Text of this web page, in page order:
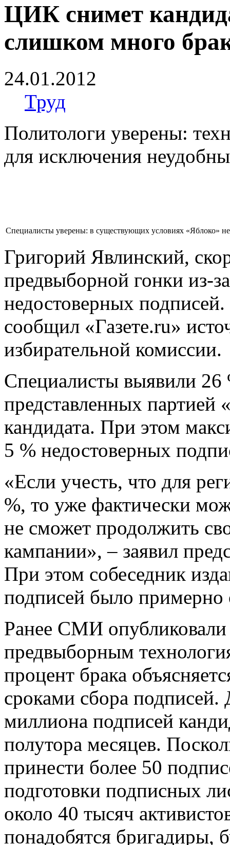
ЦИК снимет
слишком много
24.01.2012
Труд
Политологи уверены:
для исключения
Специалисты уверены: в существующих условиях «Яблоко» не
Григорий Явлинский,
предвыборной гонки из-
недостоверных
сообщил «Газете.ru»
избирательной комиссии.
Специалисты выявили 26
представленных партией
кандидата. При этом
5 % недостоверных
«Если учесть, что для
%, то уже фактически
не сможет продолжить
кампании», – заявил
При этом собеседник
подписей было примерно
Ранее СМИ опубликовали
предвыборным
процент брака
сроками сбора подписей.
миллиона подписей
полутора месяцев.
принести более 50
подготовки подписных
около 40 тысяч
понадобятся бригадиры,